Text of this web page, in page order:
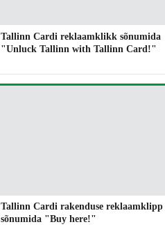
Tallinn Cardi reklaamklikk sõnumida
"Unluck Tallinn with Tallinn Card!"
Tallinn Cardi rakenduse reklaamklipp
sõnumida "Buy here!"